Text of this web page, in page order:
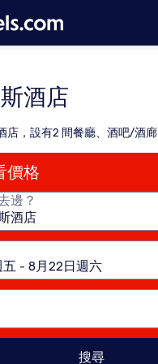
酒店
店，設有2 間餐廳、酒吧/酒廊
價格
邊？
搜尋